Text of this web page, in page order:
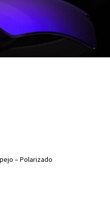
– Polarizado